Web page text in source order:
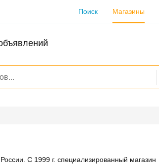
Поиск Магазины
С 1999 г. специализированный магазин